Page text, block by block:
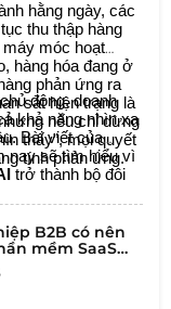
hằng ngày, các
thu thập hàng
máy móc hoạt
hàng hóa đang ở
phản ứng ra
sát hiện trạng là
nếu chỉ dừng
thấy”, mọi quyết
tính phản ứng.
động, doanh
khả năng nhìn xa
Bài viết của
nay sẽ tìm hiểu vì
trở thành bộ đôi
B2B có nên
mềm SaaS